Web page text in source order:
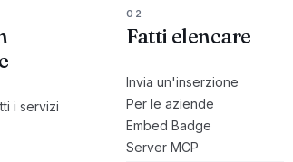
i servizi
02
Fatti elencare
Invia un'inserzione
Per le aziende
Embed Badge
Server MCP